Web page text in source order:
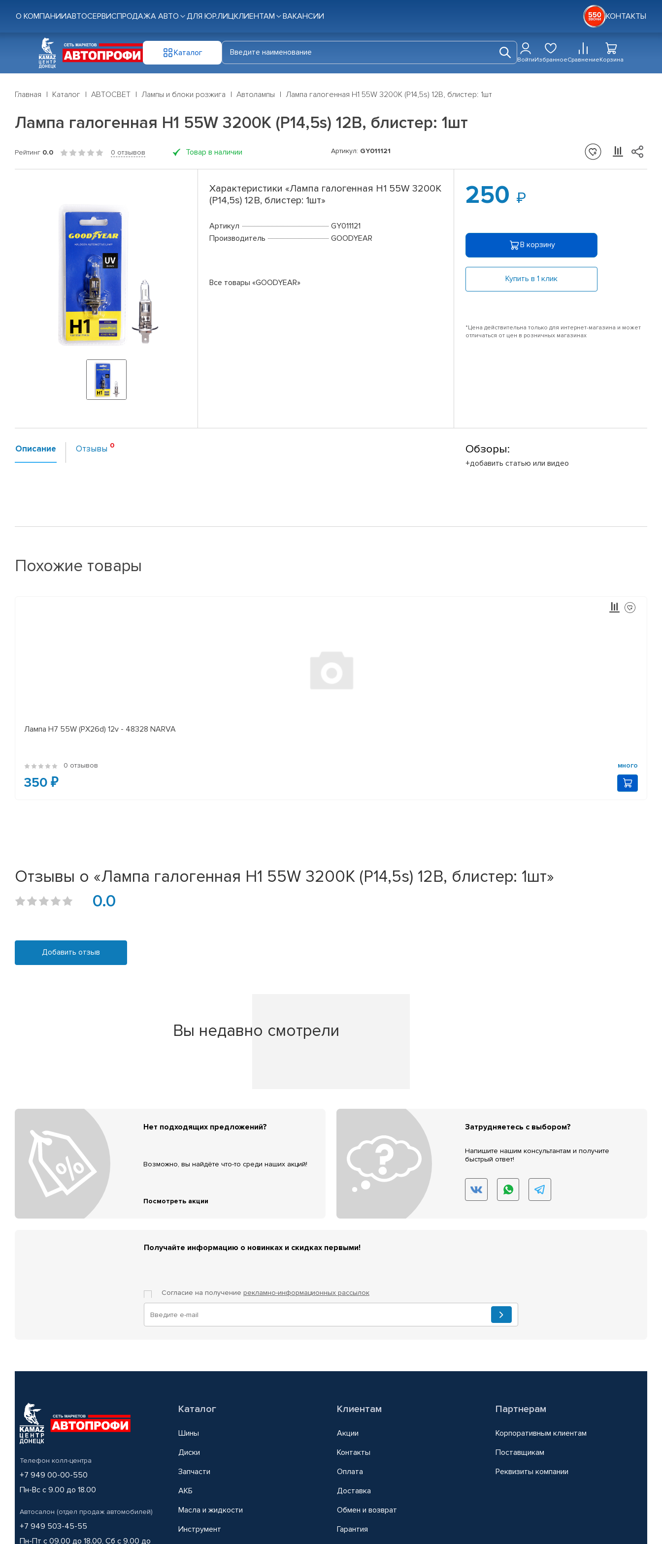
О КОМПАНИИАВТОСЕРВИСПРОДАЖА АВТО ДЛЯ ЮР.ЛИЦКЛИЕНТАМ ВАКАНСИИ КОНТАКТЫ
Каталог
ВойтиИзбранноеСравнениеКорзина
Главная Каталог АВТОСВЕТ Лампы и блоки розжига Автолампы Лампа галогенная H1 55W 3200K (P14,5s) 12В, блистер: 1шт
Лампа галогенная H1 55W 3200K (P14,5s) 12В, блистер: 1шт
Рейтинг 0.0 0 отзывов Товар в наличии Артикул: GY011121
Характеристики «Лампа галогенная H1 55W 3200K
(P14,5s) 12В, блистер: 1шт»
Артикул
GY011121
Производитель
GOODYEAR
Все товары «GOODYEAR»
250
В корзину
Купить в 1 клик
*Цена действительна только для интернет-магазина и может
отличаться от цен в розничных магазинах
Описание Отзывы Обзоры:
+добавить статью или видео
Похожие товары
Лампа H7 55W (PX26d) 12v - 48328 NARVA
0 отзывов много
350 ₽
Отзывы о «Лампа галогенная H1 55W 3200K (P14,5s) 12В, блистер: 1шт»
0.0
Добавить отзыв
Вы недавно смотрели
Нет подходящих предложений?
Возможно, вы найдёте что-то среди наших акций!
Посмотреть акции
Затрудняетесь с выбором?
Напишите нашим консультантам и получите
быстрый ответ!
Получайте информацию о новинках и скидках первыми!
Согласие на получение рекламно-информационных рассылок
Телефон колл-центра
+7 949 00-00-550
Пн-Вс с 9.00 до 18.00
Автосалон (отдел продаж автомобилей)
+7 949 503-45-55
Пн-Пт с 09.00 до 18.00, Сб с 9.00 до
Каталог
Шины
Диски
Запчасти
АКБ
Масла и жидкости
Инструмент
Клиентам
Акции
Контакты
Оплата
Доставка
Обмен и возврат
Гарантия
Партнерам
Корпоративным клиентам
Поставщикам
Реквизиты компании